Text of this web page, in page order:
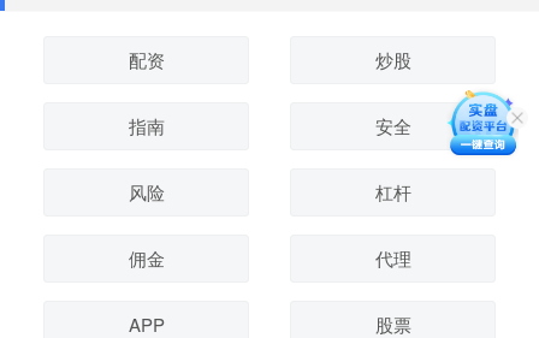
配资 炒股
指南 安全
风险 杠杆
佣金 代理
APP 股票